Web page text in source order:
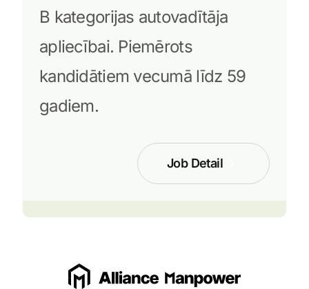
B kategorijas autovadītāja
apliecībai. Piemērots
kandidātiem vecumā līdz 59
gadiem.
Job Detail